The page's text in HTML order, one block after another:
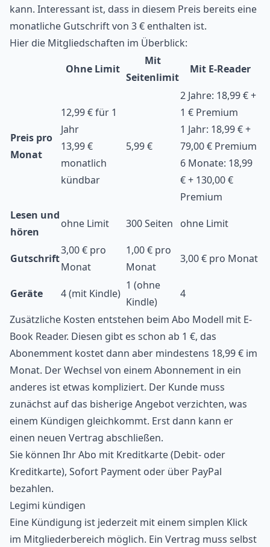
kann. Interessant ist, dass in diesem Preis bereits eine
monatliche Gutschrift von 3 € enthalten ist.
Hier die Mitgliedschaften im Überblick:
Ohne Limit
Mit
Seitenlimit
Mit E-Reader
Preis pro
Monat
12,99 € für 1
Jahr
13,99 €
monatlich
kündbar
5,99 €
2 Jahre: 18,99 € +
1 € Premium
1 Jahr: 18,99 € +
79,00 € Premium
6 Monate: 18,99
€ + 130,00 €
Premium
Lesen und
hören
ohne Limit 300 Seiten ohne Limit
Gutschrift
3,00 € pro
Monat
1,00 € pro
Monat
3,00 € pro Monat
Geräte 4 (mit Kindle)
1 (ohne
Kindle)
4
Zusätzliche Kosten entstehen beim Abo Modell mit E-
Book Reader. Diesen gibt es schon ab 1 €, das
Abonemment kostet dann aber mindestens 18,99 € im
Monat. Der Wechsel von einem Abonnement in ein
anderes ist etwas kompliziert. Der Kunde muss
zunächst auf das bisherige Angebot verzichten, was
einem Kündigen gleichkommt. Erst dann kann er
einen neuen Vertrag abschließen.
Sie können Ihr Abo mit Kreditkarte (Debit- oder
Kreditkarte), Sofort Payment oder über PayPal
bezahlen.
Legimi kündigen
Eine Kündigung ist jederzeit mit einem simplen Klick
im Mitgliederbereich möglich. Ein Vertrag muss selbst